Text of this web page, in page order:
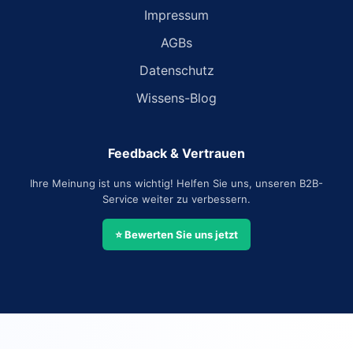
Impressum
AGBs
Datenschutz
Wissens-Blog
Feedback & Vertrauen
Ihre Meinung ist uns wichtig! Helfen Sie uns, unseren B2B-
Service weiter zu verbessern.
⭐ Bewerten Sie uns jetzt